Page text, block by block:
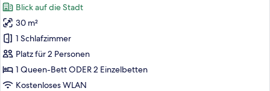
für
Superior-
Doppel-
oder
-
Zweibettzimmer,
Blick auf die Stadt
30 m²
1 Schlafzimmer
Platz für 2 Personen
1 Queen-Bett ODER 2 Einzelbetten
Kostenloses WLAN